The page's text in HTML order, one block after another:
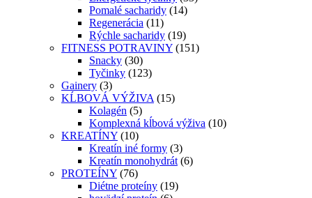
Pomalé sacharidy (14)
Regenerácia (11)
Rýchle sacharidy (19)
FITNESS POTRAVINY (151)
Snacky (30)
Tyčinky (123)
Gainery (3)
KĹBOVÁ VÝŽIVA (15)
Kolagén (5)
Komplexná kĺbová výživa (10)
KREATÍNY (10)
Kreatín iné formy (3)
Kreatín monohydrát (6)
PROTEÍNY (76)
Diétne proteíny (19)